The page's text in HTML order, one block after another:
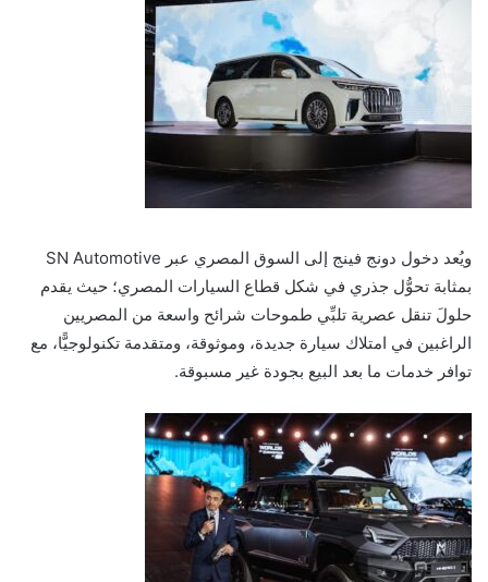
ويُعد دخول دونج فينج إلى السوق المصري عبر SN Automotive
بمثابة تحوُّل جذري في شكل قطاع السيارات المصري؛ حيث يقدم
حلولَ تنقل عصرية تلبِّي طموحات شرائح واسعة من المصريين
الراغبين في امتلاك سيارة جديدة، وموثوقة، ومتقدمة تكنولوجيًّا، مع
توافر خدمات ما بعد البيع بجودة غير مسبوقة.